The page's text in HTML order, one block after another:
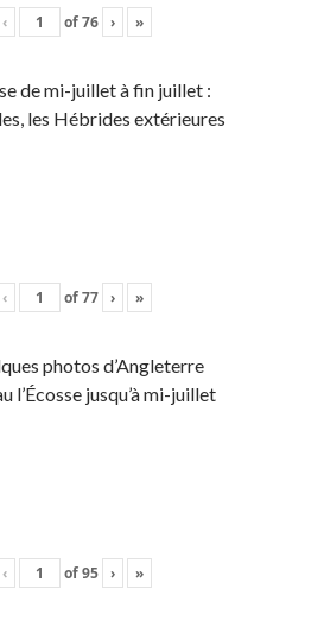
‹ of76 › »
de mi-juillet à fin juillet :
les Hébrides extérieures
‹ of77 › »
photos d’Angleterre
l’Écosse jusqu’à mi-juillet
‹ of95 › »